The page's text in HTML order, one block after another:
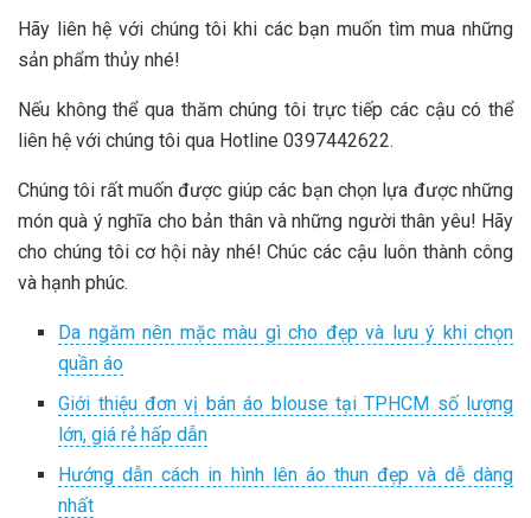
Hãy liên hệ với chúng tôi khi các bạn muốn tìm mua những
sản phẩm thủy nhé!
Nếu không thể qua thăm chúng tôi trực tiếp các cậu có thể
liên hệ với chúng tôi qua Hotline 0397442622.
Chúng tôi rất muốn được giúp các bạn chọn lựa được những
món quà ý nghĩa cho bản thân và những người thân yêu! Hãy
cho chúng tôi cơ hội này nhé! Chúc các cậu luôn thành công
và hạnh phúc.
Da ngăm nên mặc màu gì cho đẹp và lưu ý khi chọn
quần áo
Giới thiệu đơn vị bán áo blouse tại TPHCM số lượng
lớn, giá rẻ hấp dẫn
Hướng dẫn cách in hình lên áo thun đẹp và dễ dàng
nhất